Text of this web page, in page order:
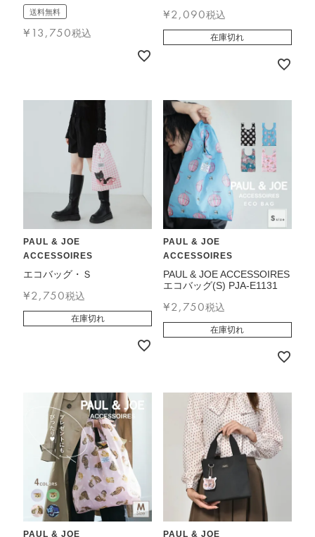
送料無料
¥ 13,750税込
¥2,090税込
在庫切れ
PAUL & JOE
ACCESSOIRES
エコバッグ・Ｓ
¥2,750税込
在庫切れ
PAUL & JOE
ACCESSOIRES
PAUL & JOE ACCESSOIRES
エコバッグ(S) PJA-E1131
¥2,750税込
在庫切れ
PAUL & JOE
PAUL & JOE